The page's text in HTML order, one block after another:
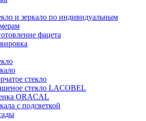
и зеркало по индивидуальным
фацета
стекло
стекло LACOBEL
ORACAL
с подсветкой